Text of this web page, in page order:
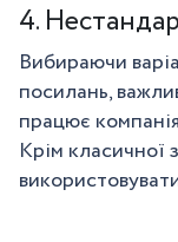
4.
Вибираючи
посилань,
працює
Крім класичної